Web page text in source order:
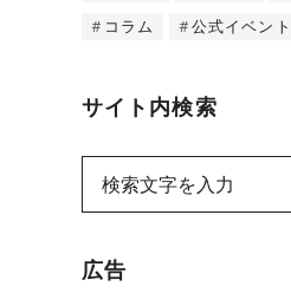
コラム 公式イベント
サイト内検索
広告